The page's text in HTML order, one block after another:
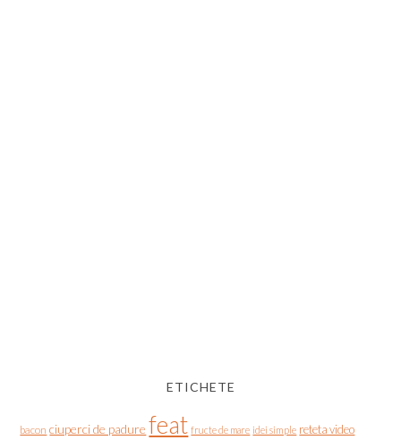
ETICHETE
bacon ciuperci de padure feat fructe de mare idei simple reteta video